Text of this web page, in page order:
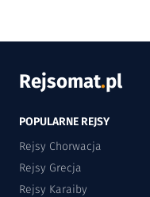
Rejsomat.pl
POPULARNE REJSY
Rejsy Chorwacja
Rejsy Grecja
Rejsy Karaiby